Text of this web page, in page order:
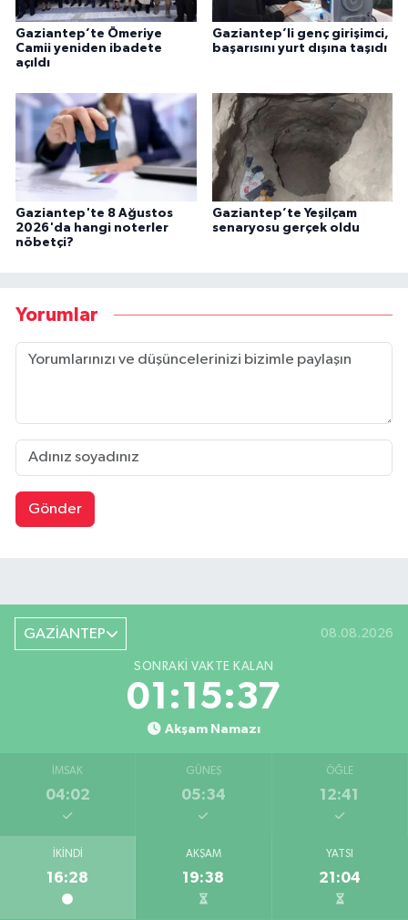
Gaziantep’te Ömeriye
Camii yeniden ibadete
açıldı
Gaziantep’li genç girişimci,
başarısını yurt dışına taşıdı
Gaziantep'te 8 Ağustos
2026'da hangi noterler
nöbetçi?
Gaziantep’te Yeşilçam
senaryosu gerçek oldu
Yorumlar
Gönder
GAZİANTEP 08.08.2026
SONRAKI VAKTE KALAN
01:15:37
Akşam Namazı
İMSAK
04:02
GÜNEŞ
05:34
ÖĞLE
12:41
İKINDI
16:28
AKŞAM
19:38
YATSI
21:04